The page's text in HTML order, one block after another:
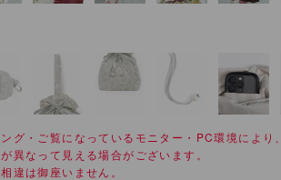
グ・ご覧になっているモニター・PC環境により、
異なって見える場合がございます。
違は御座いません。